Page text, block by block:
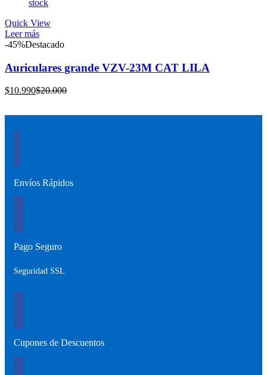
es:
stock
Quick View
Leer más
-45%Destacado
Auriculares grande VZV-23M CAT LILA
$10.990El
$20.000El
Envíos Rápidos
Pago Seguro
Seguridad SSL
Cupones de Descuentos